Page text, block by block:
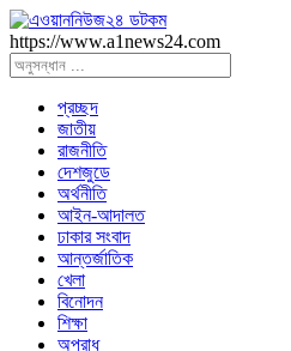
https://www.a1news24.com
প্রচ্ছদ
জাতীয়
রাজনীতি
দেশজুডে
অর্থনীতি
আইন-আদালত
ঢাকার সংবাদ
আন্তর্জাতিক
খেলা
বিনোদন
শিক্ষা
অপরাধ